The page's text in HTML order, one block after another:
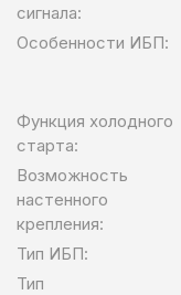
сигнала:
Особенности ИБП:
Функция холодного
старта:
Возможность
настенного
крепления:
Тип ИБП:
Тип